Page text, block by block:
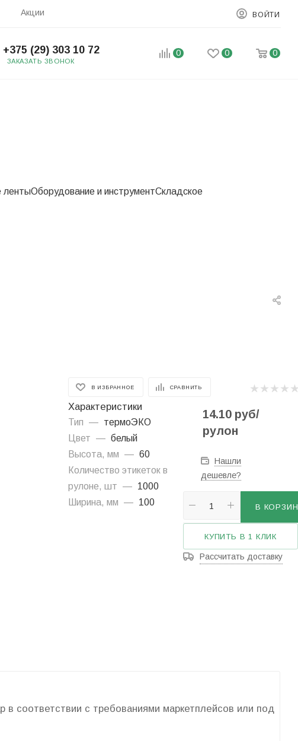
Акции ВОЙТИ
+375 (29) 303 10 72
ЗАКАЗАТЬ ЗВОНОК
0 0 0
лентыОборудование и инструментСкладское
В ИЗБРАННОЕ СРАВНИТЬ
Характеристики
Тип —
термоЭКО
Цвет — белый
Высота, мм — 60
Количество этикеток в
рулоне, шт —
1000
Ширина, мм — 100
14.10руб/
рулон
Нашли
дешевле?
В
КУПИТЬ В 1 КЛИК
Рассчитать доставку
в соответствии с требованиями маркетплейсов или под